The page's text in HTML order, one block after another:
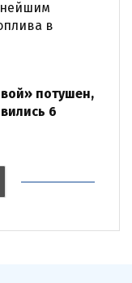
в
потушен,
6